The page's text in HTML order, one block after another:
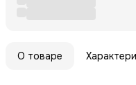
О товаре